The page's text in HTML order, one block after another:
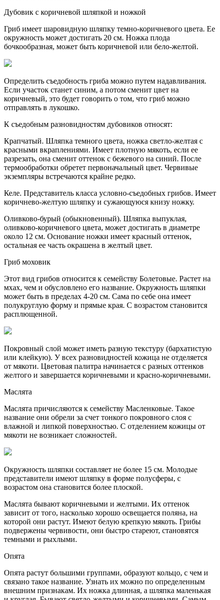
Дубовик с коричневой шляпкой и ножкой
Гриб имеет шаровидную шляпку темно-коричневого цвета. Ее
окружность может достигать 20 см. Ножка плода
бочкообразная, может быть коричневой или бело-желтой.
Определить съедобность гриба можно путем надавливания.
Если участок станет синим, а потом сменит цвет на
коричневый, это будет говорить о том, что гриб можно
отправлять в лукошко.
К съедобным разновидностям дубовиков относят:
Крапчатый. Шляпка темного цвета, ножка светло-желтая с
красными вкраплениями. Имеет плотную мякоть, если ее
разрезать, она сменит оттенок с бежевого на синий. После
термообработки обретет первоначальный цвет. Червивые
экземпляры встречаются крайне редко.
Келе. Представитель класса условно-съедобных грибов. Имеет
коричнево-желтую шляпку и сужающуюся книзу ножку.
Оливково-бурый (обыкновенный). Шляпка выпуклая,
оливково-коричневого цвета, может достигать в диаметре
около 12 см. Основание ножки имеет красный оттенок,
остальная ее часть окрашена в желтый цвет.
Гриб моховик
Этот вид грибов относится к семейству Болетовые. Растет на
мхах, чем и обусловлено его название. Окружность шляпки
может быть в пределах 4-20 см. Сама по себе она имеет
полукруглую форму и прямые края. С возрастом становится
расплющенной.
Покровный слой может иметь разную текстуру (бархатистую
или клейкую). У всех разновидностей кожица не отделяется
от мякоти. Цветовая палитра начинается с разных оттенков
желтого и завершается коричневыми и красно-коричневыми.
Маслята
Маслята причисляются к семейству Масленковые. Такое
название они обрели за счет тонкого покровного слоя с
влажной и липкой поверхностью. С отделением кожицы от
мякоти не возникает сложностей.
Окружность шляпки составляет не более 15 см. Молодые
представители имеют шляпку в форме полусферы, с
возрастом она становится более плоской.
Маслята бывают коричневыми и желтыми. Их оттенок
зависит от того, насколько хорошо освещается поляна, на
которой они растут. Имеют белую крепкую мякоть. Грибы
подвержены червивости, они быстро стареют, становятся
темными и рыхлыми.
Опята
Опята растут большими группами, образуют кольцо, с чем и
связано такое название. Узнать их можно по определенным
внешним признакам. Их ножка длинная, а шляпка маленькая